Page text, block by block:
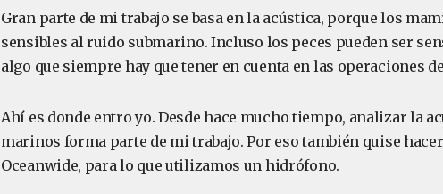
Gran parte de mi trabajo se basa en la acústica, porque los
sensibles al ruido submarino. Incluso los peces pueden ser
algo que siempre hay que tener en cuenta en las operaciones
Ahí es donde entro yo. Desde hace mucho tiempo, analizar la
marinos forma parte de mi trabajo. Por eso también quise
Oceanwide, para lo que utilizamos un hidrófono.